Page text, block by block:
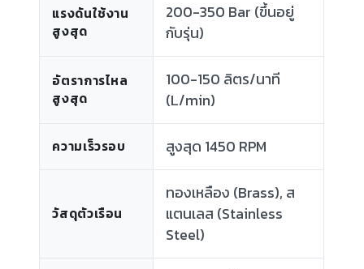
แรงดันใช้งาน
สูงสุด
200-350 Bar (ขึ้นอยู่
กับรุ่น)
อัตราการไหล
สูงสุด
100-150 ลิตร/นาที
(L/min)
ความเร็วรอบ สูงสุด 1450 RPM
วัสดุตัวเรือน
ทองเหลือง (Brass), ส
แตนเลส (Stainless
Steel)